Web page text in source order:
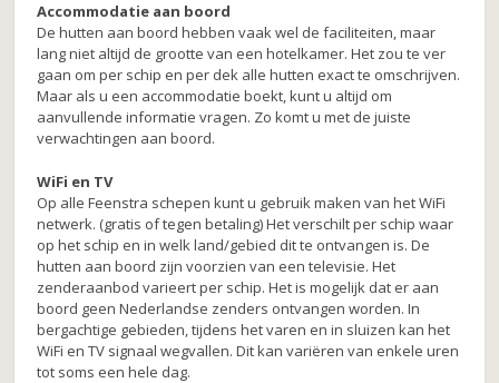
Accommodatie aan boord
De hutten aan boord hebben vaak wel de faciliteiten, maar
lang niet altijd de grootte van een hotelkamer. Het zou te ver
gaan om per schip en per dek alle hutten exact te omschrijven.
Maar als u een accommodatie boekt, kunt u altijd om
aanvullende informatie vragen. Zo komt u met de juiste
verwachtingen aan boord.
WiFi en TV
Op alle Feenstra schepen kunt u gebruik maken van het WiFi
netwerk. (gratis of tegen betaling) Het verschilt per schip waar
op het schip en in welk land/gebied dit te ontvangen is. De
hutten aan boord zijn voorzien van een televisie. Het
zenderaanbod varieert per schip. Het is mogelijk dat er aan
boord geen Nederlandse zenders ontvangen worden. In
bergachtige gebieden, tijdens het varen en in sluizen kan het
WiFi en TV signaal wegvallen. Dit kan variëren van enkele uren
tot soms een hele dag.